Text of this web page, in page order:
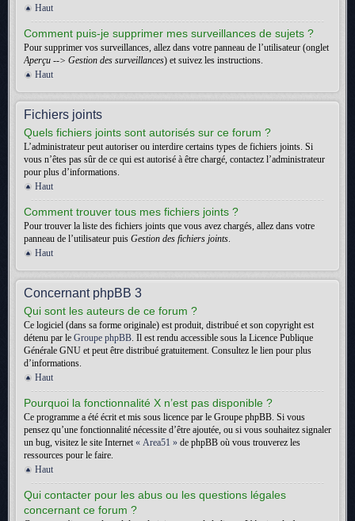
Haut
Comment puis-je supprimer mes surveillances de sujets ?
Pour supprimer vos surveillances, allez dans votre panneau de l’utilisateur (onglet
Aperçu --> Gestion des surveillances) et suivez les instructions.
Haut
Fichiers joints
Quels fichiers joints sont autorisés sur ce forum ?
L’administrateur peut autoriser ou interdire certains types de fichiers joints. Si
vous n’êtes pas sûr de ce qui est autorisé à être chargé, contactez l’administrateur
pour plus d’informations.
Haut
Comment trouver tous mes fichiers joints ?
Pour trouver la liste des fichiers joints que vous avez chargés, allez dans votre
panneau de l’utilisateur puis Gestion des fichiers joints.
Haut
Concernant phpBB 3
Qui sont les auteurs de ce forum ?
Ce logiciel (dans sa forme originale) est produit, distribué et son copyright est
détenu par le Groupe phpBB. Il est rendu accessible sous la Licence Publique
Générale GNU et peut être distribué gratuitement. Consultez le lien pour plus
d’informations.
Haut
Pourquoi la fonctionnalité X n’est pas disponible ?
Ce programme a été écrit et mis sous licence par le Groupe phpBB. Si vous
pensez qu’une fonctionnalité nécessite d’être ajoutée, ou si vous souhaitez signaler
un bug, visitez le site Internet« Area51 » de phpBB où vous trouverez les
ressources pour le faire.
Haut
Qui contacter pour les abus ou les questions légales
concernant ce forum ?